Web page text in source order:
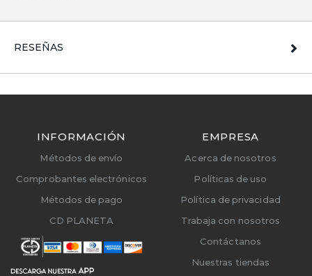
RESEÑAS
INFORMACIÓN
Métodos de envío
Comprobantes electrónicos
Métodos de pago
CD PLANETA
EMPRESA
Acerca de nosotros
Políticas de uso
Política de privacidad
Trabaja con nosotros
Contáctanos
Nuestras tiendas